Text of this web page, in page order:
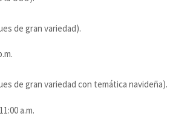
de gran variedad).
de gran variedad con temática navideña).
a.m.